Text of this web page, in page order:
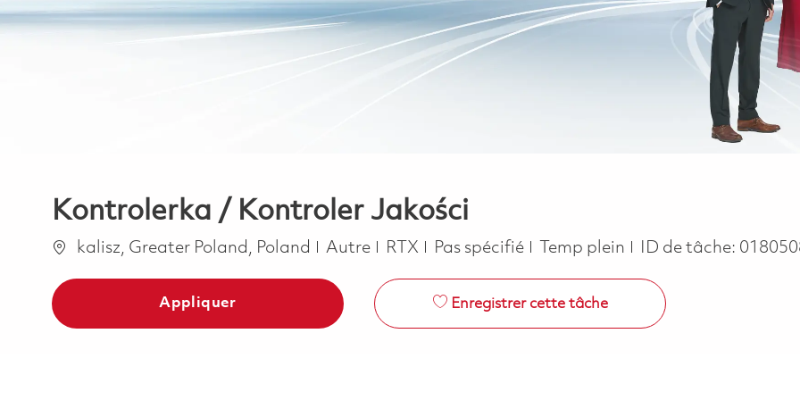
Kontrolerka / Kontroler Jakości
Emplacement
kalisz, Greater Poland, Poland Catégorie
Autre RTX Pas spécifié Job Type
Temp plein ID de tâche:
Appliquer Enregistrer cette tâche